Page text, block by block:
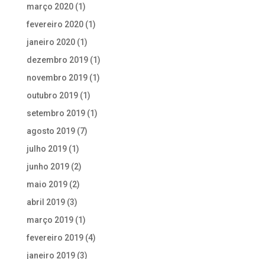
março 2020(1)
fevereiro 2020(1)
janeiro 2020(1)
dezembro 2019(1)
novembro 2019(1)
outubro 2019(1)
setembro 2019(1)
agosto 2019(7)
julho 2019(1)
junho 2019(2)
maio 2019(2)
abril 2019(3)
março 2019(1)
fevereiro 2019(4)
janeiro 2019(3)